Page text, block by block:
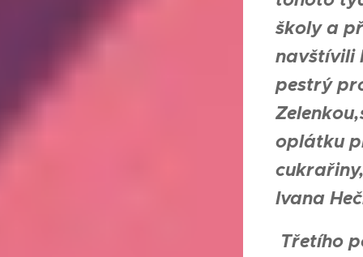
školy a
navštívili
pestrý
oplátku
Ivana
Třetího